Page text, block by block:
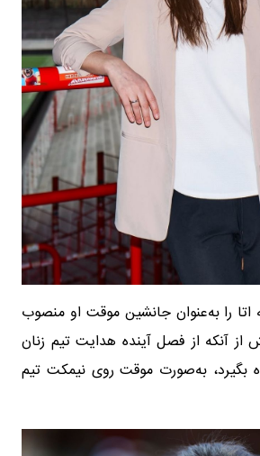
اتا را به‌عنوان جانشین موقت او منصوب
از آنکه از فصل آینده هدایت تیم زنان
بگیرد، به‌صورت موقت روی نیمکت تیم